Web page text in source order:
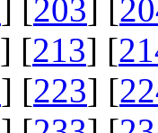
] [203] [
] [213] [
] [223] [